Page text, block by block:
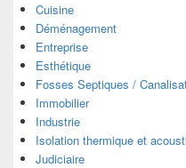
Cuisine
Déménagement
Entreprise
Esthétique
Fosses Septiques /
Immobilier
Industrie
Isolation thermique et
Judiciaire